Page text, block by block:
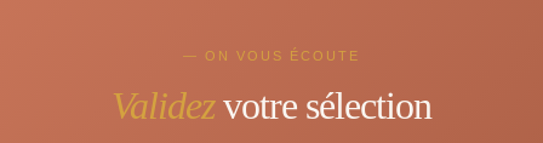
— ON VOUS ÉCOUTE
Validezvotre sélection